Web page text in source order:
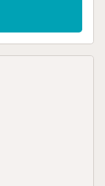
nær Holiday
betjent af flere
øen og